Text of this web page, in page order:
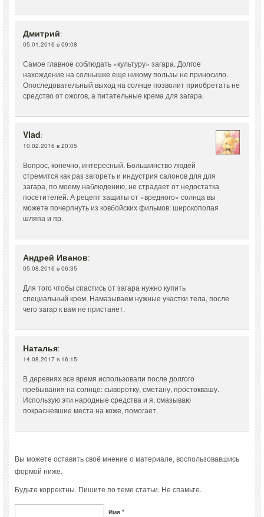
Дмитрий:
05.01.2016 в 09:08
Самое главное соблюдать «культуру» загара. Долгое
нахождение на солнышке еще никому пользы не приносило.
Опоследовательный выход на солнце позволит приобретать не
средство от ожогов, а питательные крема для загара.
Vlad:
10.02.2016 в 20:05
Вопрос, конечно, интересный. Большинство людей
стремится как раз загореть и индустрия салонов для для
загара, по моему наблюдению, не страдает от недостатка
посетителей. А рецепт защиты от «вредного» солнца вы
можете почерпнуть из ковбойских фильмов: широкополая
шляпа и пр.
Андрей Иванов:
05.08.2016 в 06:35
Для того чтобы спастись от загара нужно купить
специальный крем. Намазываем нужные участки тела, после
чего загар к вам не пристанет.
Наталья:
14.08.2017 в 16:15
В деревнях все время использовали после долгого
пребывания на солнце: сыворотку, сметану, простоквашу.
Использую эти народные средства и я, смазываю
покрасневшие места на коже, помогает.
Вы можете оставить своё мнение о материале, воспользовавшись
формой ниже.
Будьте корректны. Пишите по теме статьи. Не спамьте.
Имя *